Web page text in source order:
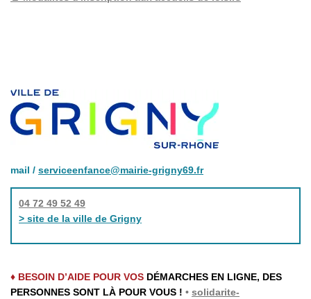
mail / serviceenfance@mairie-grigny69.fr
04 72 49 52 49
> site de la ville de Grigny
♦ BESOIN D’AIDE POUR VOS DÉMARCHES EN LIGNE, DES
PERSONNES SONT LÀ POUR VOUS ! • solidarite-